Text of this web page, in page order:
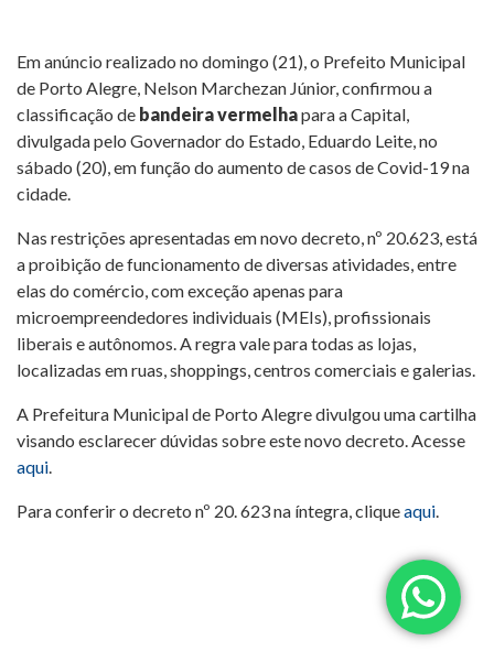
Em anúncio realizado no domingo (21), o Prefeito Municipal
de Porto Alegre, Nelson Marchezan Júnior, confirmou a
classificação de bandeira vermelhapara a Capital,
divulgada pelo Governador do Estado, Eduardo Leite, no
sábado (20), em função do aumento de casos de Covid-19 na
cidade.
Nas restrições apresentadas em novo decreto, nº 20.623, está
a proibição de funcionamento de diversas atividades, entre
elas do comércio, com exceção apenas para
microempreendedores individuais (MEIs), profissionais
liberais e autônomos. A regra vale para todas as lojas,
localizadas em ruas, shoppings, centros comerciais e galerias.
A Prefeitura Municipal de Porto Alegre divulgou uma cartilha
visando esclarecer dúvidas sobre este novo decreto. Acesse
aqui.
Para conferir o decreto nº 20. 623 na íntegra, cliqueaqui.